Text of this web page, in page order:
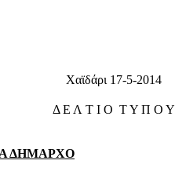
Χαϊδάρι 17-5-2014
Δ Ε Λ Τ Ι Ο Τ Υ Π Ο Υ
ΔΗΜΑΡΧΟ